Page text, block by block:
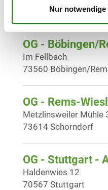
Nur
73207 Plochingen
OG - Böbingen/
Im Fellbach
73560 Böbingen/
OG - Rems-
Metzlinsweiler Mühle
73614 Schorndorf
OG - Stuttgart -
Haldenwies 12
70567 Stuttgart